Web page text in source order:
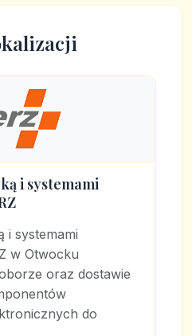
i systemami
i systemami
w Otwocku
oraz dostawie
do